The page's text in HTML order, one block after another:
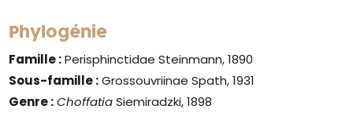
Phylogénie
Famille :Perisphinctidae Steinmann, 1890
Sous-famille :Grossouvriinae Spath, 1931
Genre: ChoffatiaSiemiradzki, 1898